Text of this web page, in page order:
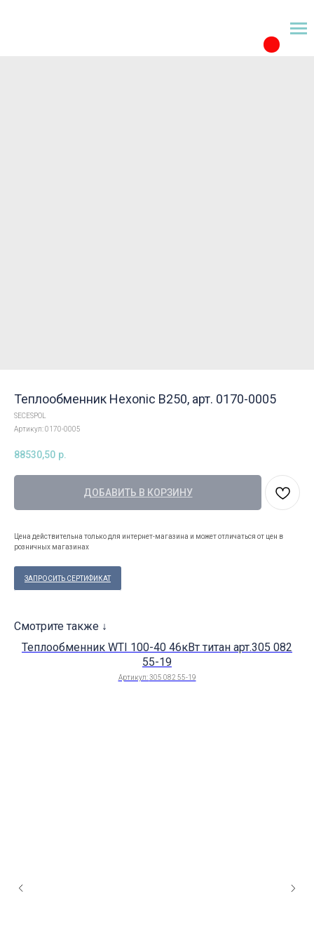
Теплообменник Hexonic B250, арт. 0170-0005
SECESPOL
Артикул:0170-0005
88530,50 р.
ДОБАВИТЬ В КОРЗИНУ
Цена действительна только для интернет-магазина и может отличаться от цен в
розничных магазинах
ЗАПРОСИТЬ СЕРТИФИКАТ
Смотрите также ↓
Теплообменник WTI 100-40 46кВт титан арт.305 082
55-19
Артикул:305 082 55-19